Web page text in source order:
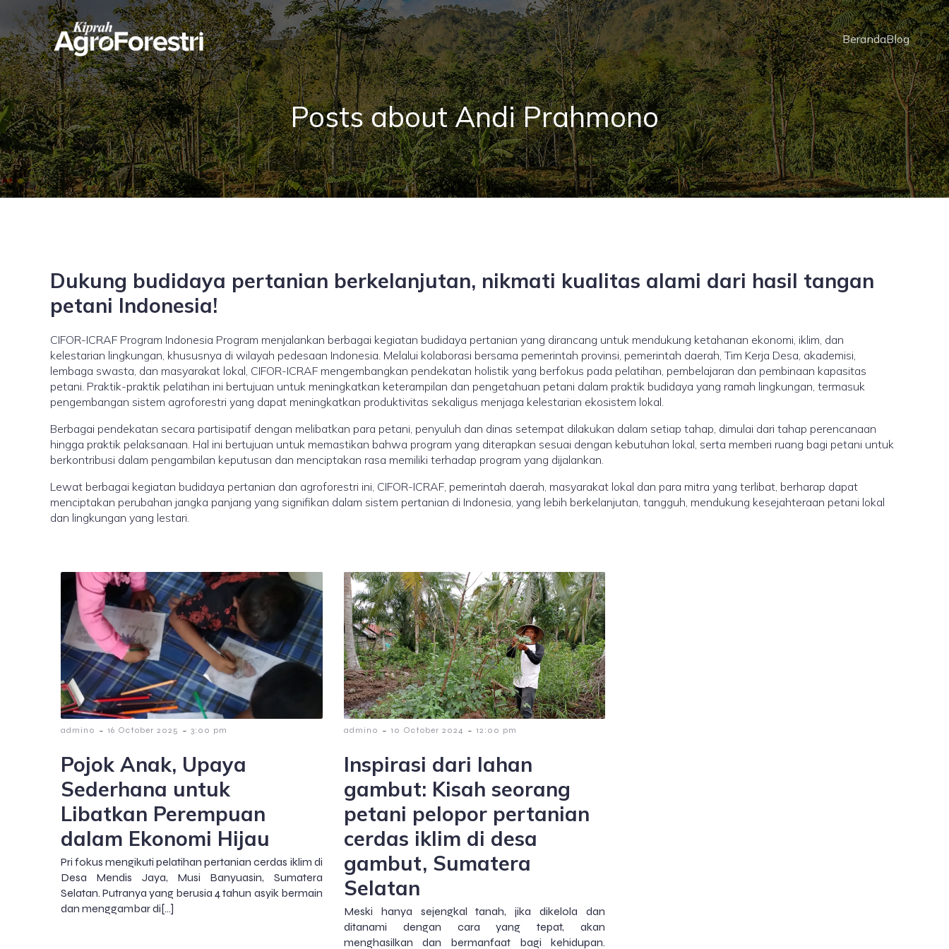
BerandaBlog
Posts about Andi Prahmono
Dukung budidaya pertanian berkelanjutan, nikmati kualitas alami dari hasil tangan
petani Indonesia!
CIFOR-ICRAF Program Indonesia Program menjalankan berbagai kegiatan budidaya pertanian yang dirancang untuk mendukung ketahanan ekonomi, iklim, dan
kelestarian lingkungan, khususnya di wilayah pedesaan Indonesia. Melalui kolaborasi bersama pemerintah provinsi, pemerintah daerah, Tim Kerja Desa, akademisi,
lembaga swasta, dan masyarakat lokal, CIFOR-ICRAF mengembangkan pendekatan holistik yang berfokus pada pelatihan, pembelajaran dan pembinaan kapasitas
petani. Praktik-praktik pelatihan ini bertujuan untuk meningkatkan keterampilan dan pengetahuan petani dalam praktik budidaya yang ramah lingkungan, termasuk
pengembangan sistem agroforestri yang dapat meningkatkan produktivitas sekaligus menjaga kelestarian ekosistem lokal.
Berbagai pendekatan secara partisipatif dengan melibatkan para petani, penyuluh dan dinas setempat dilakukan dalam setiap tahap, dimulai dari tahap perencanaan
hingga praktik pelaksanaan. Hal ini bertujuan untuk memastikan bahwa program yang diterapkan sesuai dengan kebutuhan lokal, serta memberi ruang bagi petani untuk
berkontribusi dalam pengambilan keputusan dan menciptakan rasa memiliki terhadap program yang dijalankan.
Lewat berbagai kegiatan budidaya pertanian dan agroforestri ini, CIFOR-ICRAF, pemerintah daerah, masyarakat lokal dan para mitra yang terlibat, berharap dapat
menciptakan perubahan jangka panjang yang signifikan dalam sistem pertanian di Indonesia, yang lebih berkelanjutan, tangguh, mendukung kesejahteraan petani lokal
dan lingkungan yang lestari.
admin0 - 16 October 2025 - 3:00 pm
Pojok Anak, Upaya
Sederhana untuk
Libatkan Perempuan
dalam Ekonomi Hijau
Pri fokus mengikuti pelatihan pertanian cerdas iklim di
Desa Mendis Jaya, Musi Banyuasin, Sumatera
Selatan. Putranya yang berusia 4 tahun asyik bermain
dan menggambar di[…]
admin0 - 10 October 2024 - 12:00 pm
Inspirasi dari lahan
gambut: Kisah seorang
petani pelopor pertanian
cerdas iklim di desa
gambut, Sumatera
Selatan
Meski hanya sejengkal tanah, jika dikelola dan
ditanami dengan cara yang tepat, akan
menghasilkan dan bermanfaat bagi kehidupan.